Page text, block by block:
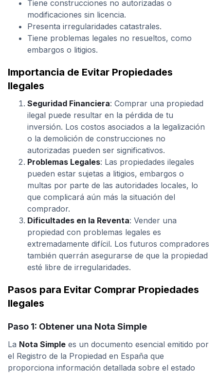
Tiene construcciones no autorizadas o
modificaciones sin licencia.
Presenta irregularidades catastrales.
Tiene problemas legales no resueltos, como
embargos o litigios.
Importancia de Evitar Propiedades
Ilegales
Seguridad Financiera: Comprar una propiedad
ilegal puede resultar en la pérdida de tu
inversión. Los costos asociados a la legalización
o la demolición de construcciones no
autorizadas pueden ser significativos.
Problemas Legales: Las propiedades ilegales
pueden estar sujetas a litigios, embargos o
multas por parte de las autoridades locales, lo
que complicará aún más la situación del
comprador.
Dificultades en la Reventa: Vender una
propiedad con problemas legales es
extremadamente difícil. Los futuros compradores
también querrán asegurarse de que la propiedad
esté libre de irregularidades.
Pasos para Evitar Comprar Propiedades
Ilegales
Paso 1: Obtener una Nota Simple
La Nota Simple es un documento esencial emitido por
el Registro de la Propiedad en España que
proporciona información detallada sobre el estado